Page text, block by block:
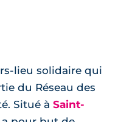
lieu solidaire qui
du Réseau des
Situé à Saint-